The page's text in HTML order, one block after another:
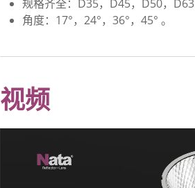
规格齐全：D35，D45，D50，
角度：17°，24°，36°，45° 。
视频